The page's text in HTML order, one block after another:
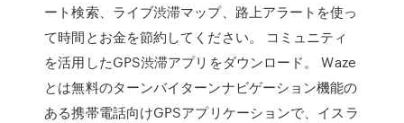
ート検索、ライブ渋滞マップ、路上アラートを使っ
て時間とお金を節約してください。 コミュニティ
を活用したGPS渋滞アプリをダウンロード。 Waze
とは無料のターンバイターンナビゲーション機能の
ある携帯電話向けGPSアプリケーションで、イスラ